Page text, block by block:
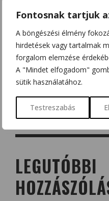
Fontosnak tartjuk
A böngészési élmény
hirdetések vagy tartalmak
forgalom elemzése
A "Mindet elfogadom"
sütik használatához.
Testreszabás
LEGUTÓBBI